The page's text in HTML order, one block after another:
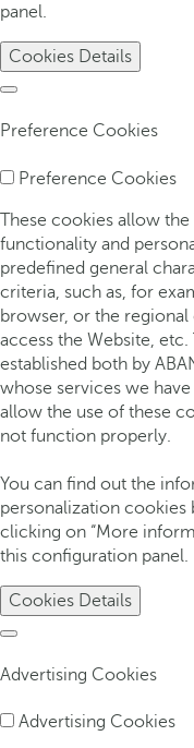
panel.
Cookies Details
Preference Cookies
Preference Cookies
These cookies allow
functionality and
predefined general
criteria, such as, for
browser, or the
access the Website,
established both by
whose services we
allow the use of these
not function properly.
You can find out the
personalization cookies
clicking on “More
this configuration panel.
Cookies Details
Advertising Cookies
Advertising Cookies